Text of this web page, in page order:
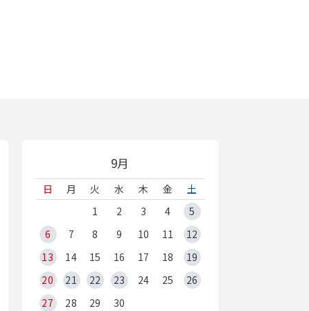
9月
日 月 火 水 木 金
土
1
2 3 4
5
6
7 8 9 10 11
12
13
14 15 16 17 18
19
20
21 22 23 24 25
26
27
28 29 30